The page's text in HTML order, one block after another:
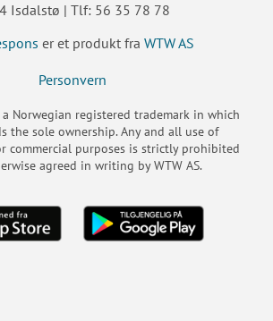
Isdalstø | Tlf: 56 35 78 78
er et produkt fra WTW AS
Personvern
Norwegian registered trademark in which
the sole ownership. Any and all use of
commercial purposes is strictly prohibited
agreed in writing by WTW AS.